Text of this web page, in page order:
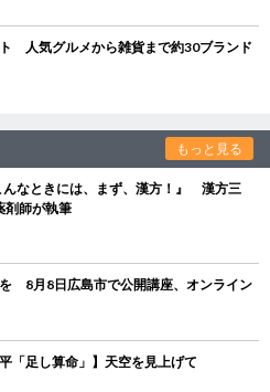
人気グルメから雑貨まで約30ブランド
もっと見る
んなときには、まず、漢方！』 漢方三
剤師が執筆
8月8日広島市で公開講座、オンライン
「足し算命」】天空を見上げて